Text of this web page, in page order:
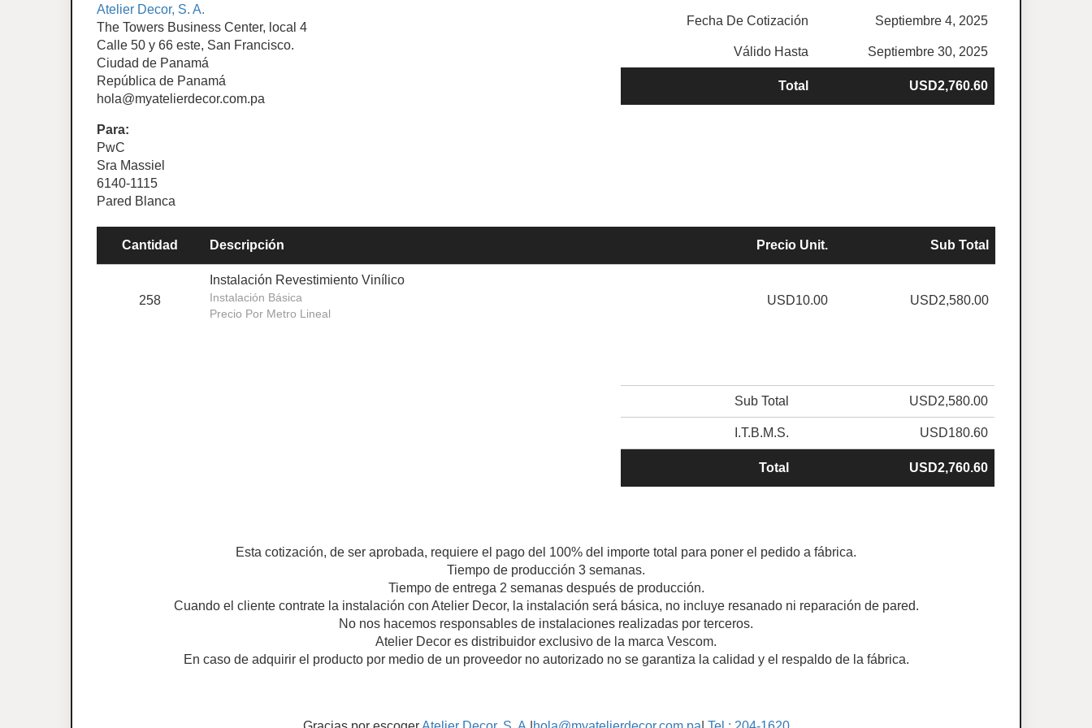
Atelier Decor, S. A.
The Towers Business Center, local 4
Calle 50 y 66 este, San Francisco.
Ciudad de Panamá
República de Panamá
hola@myatelierdecor.com.pa
Fecha De Cotización Septiembre 4, 2025
Válido Hasta Septiembre 30, 2025
Total USD2,760.60
Para:
PwC
Sra Massiel
6140-1115
Pared Blanca
Cantidad Descripción Precio Unit. Sub Total
258
Instalación Revestimiento Vinílico
Instalación Básica
Precio Por Metro Lineal
USD10.00 USD2,580.00
Sub Total USD2,580.00
I.T.B.M.S. USD180.60
Total USD2,760.60
Esta cotización, de ser aprobada, requiere el pago del 100% del importe total para poner el pedido a fábrica.
Tiempo de producción 3 semanas.
Tiempo de entrega 2 semanas después de producción.
Cuando el cliente contrate la instalación con Atelier Decor, la instalación será básica, no incluye resanado ni reparación de pared.
No nos hacemos responsables de instalaciones realizadas por terceros.
Atelier Decor es distribuidor exclusivo de la marca Vescom.
En caso de adquirir el producto por medio de un proveedor no autorizado no se garantiza la calidad y el respaldo de la fábrica.